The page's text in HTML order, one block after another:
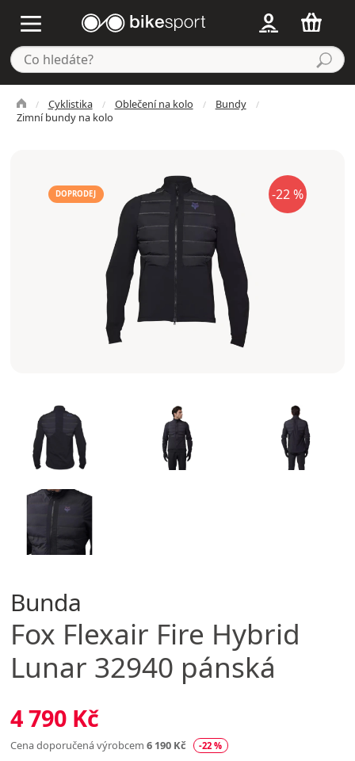
Cyklistika Oblečení na kolo
Bundy
Zimní bundy na kolo
-22 %
DOPRODEJ
Bunda
Fox Flexair Fire Hybrid
Lunar 32940 pánská
4 790 Kč
Cena doporučená výrobcem 6 190 Kč -22 %